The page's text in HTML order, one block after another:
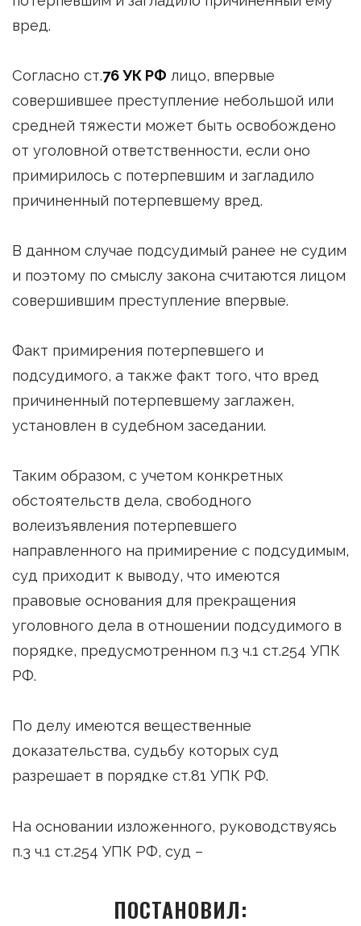
вред.
Согласно ст.76 УК РФ лицо, впервые
совершившее преступление небольшой или
средней тяжести может быть освобождено
от уголовной ответственности, если оно
примирилось с потерпевшим и загладило
причиненный потерпевшему вред.
В данном случае подсудимый ранее не судим
и поэтому по смыслу закона считаются лицом
совершившим преступление впервые.
Факт примирения потерпевшего и
подсудимого, а также факт того, что вред
причиненный потерпевшему заглажен,
установлен в судебном заседании.
Таким образом, с учетом конкретных
обстоятельств дела, свободного
волеизъявления потерпевшего
направленного на примирение с подсудимым,
суд приходит к выводу, что имеются
правовые основания для прекращения
уголовного дела в отношении подсудимого в
порядке, предусмотренном п.3 ч.1 ст.254 УПК
РФ.
По делу имеются вещественные
доказательства, судьбу которых суд
разрешает в порядке ст.81 УПК РФ.
На основании изложенного, руководствуясь
п.3 ч.1 ст.254 УПК РФ, суд –
ПОСТАНОВИЛ: